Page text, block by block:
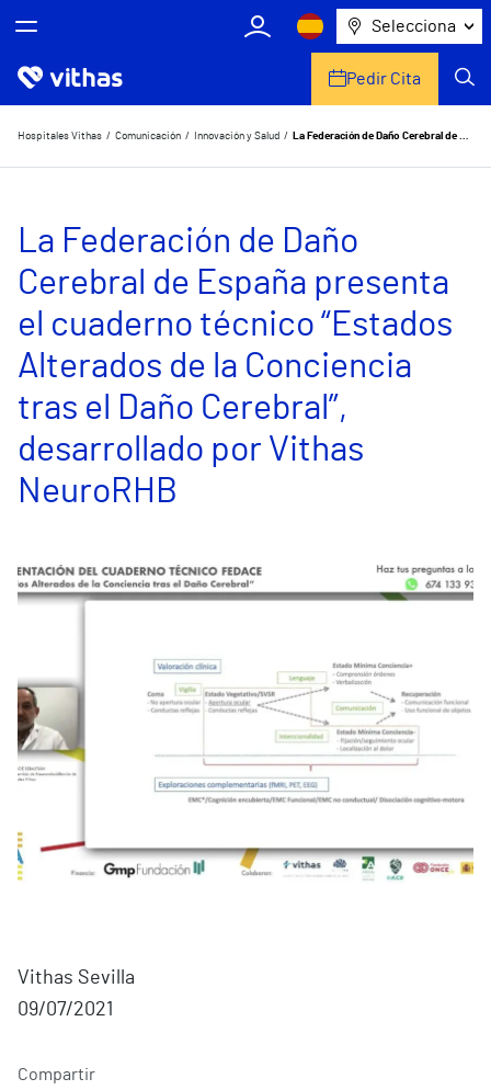
Selecciona
Nosotros
Servicios de salud
Equipo médico y asistencial
Comunicación
Pedir Cita
Hospitales Vithas Comunicación Innovación y Salud La Federación de Daño Cerebral de España presenta el cuaderno técnico “Estados Alterados de la Conciencia tras el Daño Cerebral”, desarrollado por Vithas NeuroRHB
La Federación de Daño
Cerebral de España presenta
el cuaderno técnico “Estados
Alterados de la Conciencia
tras el Daño Cerebral”,
desarrollado por Vithas
NeuroRHB
Vithas Sevilla
09/07/2021
Compartir